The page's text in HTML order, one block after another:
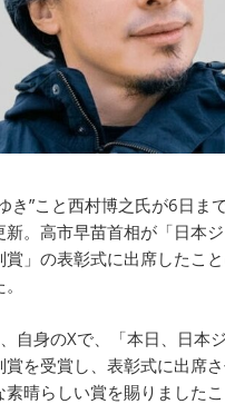
き”こと西村博之氏が6日ま
新。高市早苗首相が「日本
賞」の表彰式に出席したこ
自身のXで、「本日、日本
賞を受賞し、表彰式に出席
素晴らしい賞を賜りました